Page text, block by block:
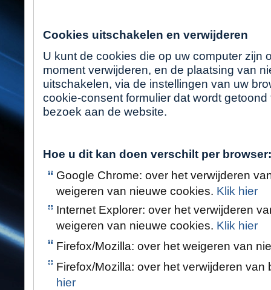
Cookies uitschakelen en verwijderen
U kunt de cookies die op uw computer zijn
moment verwijderen, en de plaatsing van
uitschakelen, via de instellingen van uw
cookie-consent formulier dat wordt
bezoek aan de website.
Hoe u dit kan doen verschilt per browser:
Google Chrome: over het verwijderen
weigeren van nieuwe cookies. Klik hier
Internet Explorer: over het verwijderen
weigeren van nieuwe cookies. Klik hier
Firefox/Mozilla: over het weigeren van
Firefox/Mozilla: over het verwijderen
hier